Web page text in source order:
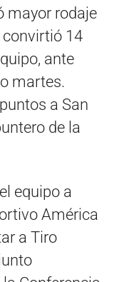
mayor rodaje
14
ante
martes.
a San
de la
equipo a
América
a Tiro